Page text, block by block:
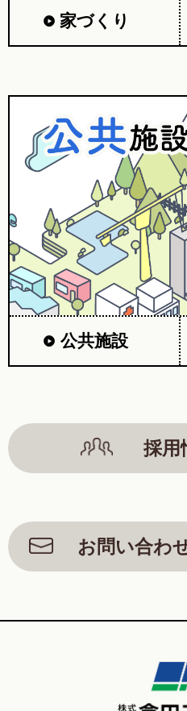
家づくり
公共施設
採用
お問い合わ